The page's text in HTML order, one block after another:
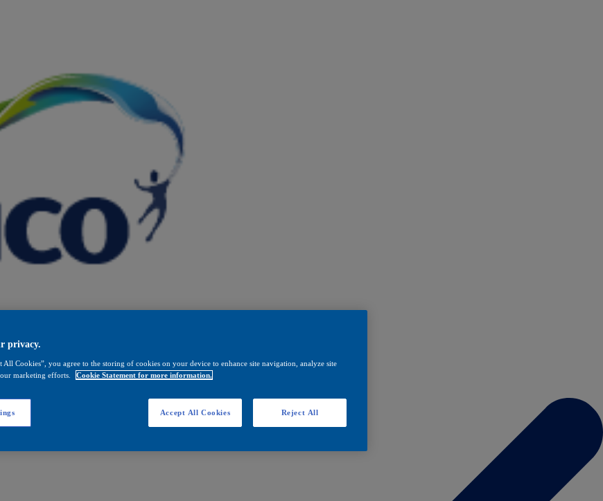
privacy.
Cookies”, you agree to the storing of cookies on your device to enhance site navigation, analyze site
marketing efforts.
Cookie Statement for more information.
Reject All
Accept All Cookies